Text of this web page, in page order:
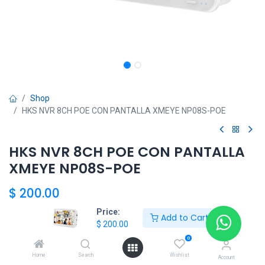
Price:
$ 200.00
Add to Cart
Home Search
0
Wishlist Account
Shop
HKS NVR 8CH POE CON PANTALLA XMEYE NP08S-POE
HKS NVR 8CH POE CON PANTALLA
XMEYE NP08S-POE
$ 200.00
Agregar a la lista de deseos